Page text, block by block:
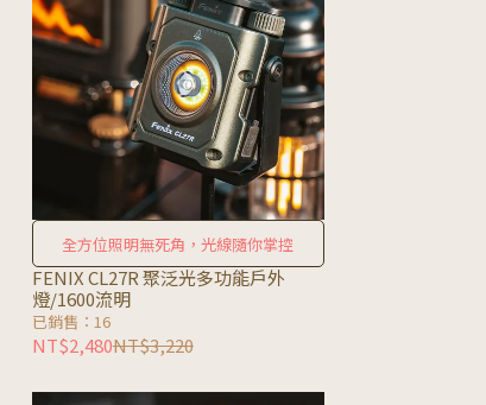
全方位照明無死角，光線隨你掌控
FENIX CL27R 聚泛光多功能戶外
燈/1600流明
已銷售：16
NT$2,480NT$3,220